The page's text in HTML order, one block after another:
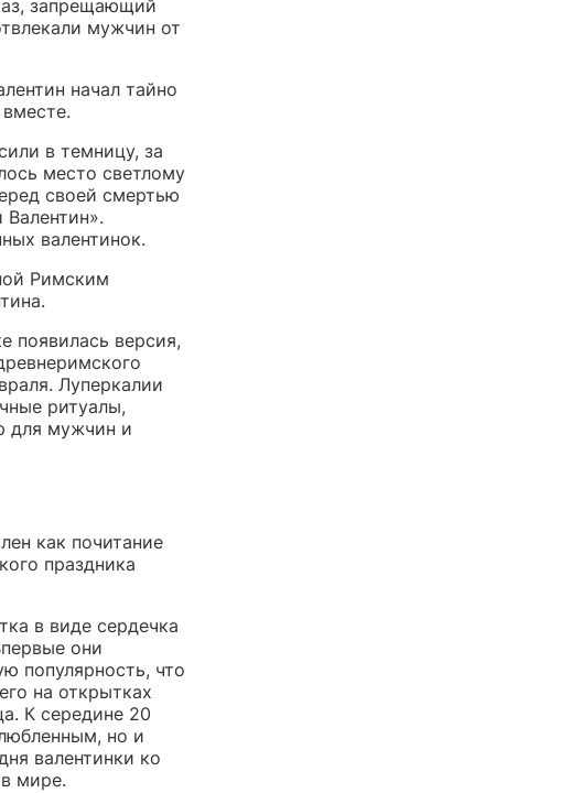
запрещающий
мужчин от
начал тайно
в темницу, за
место светлому
своей смертью
валентинок.
Римским
появилась версия,
Луперкалии
ритуалы,
для мужчин и
как почитание
праздника
в виде сердечка
они
популярность, что
на открытках
К середине 20
но и
валентинки ко
мире.